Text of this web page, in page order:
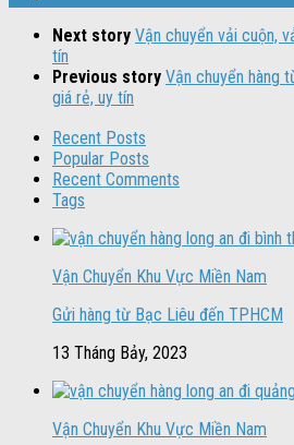
Next story Vận chuyển vải cuộn,
tín
Previous story Vận chuyển hàng
giá rẻ, uy tín
Recent Posts
Popular Posts
Recent Comments
Tags
Vận Chuyển Khu Vực Miền Nam
Gửi hàng từ Bạc Liêu đến TPHCM
13 Tháng Bảy, 2023
Vận Chuyển Khu Vực Miền Nam